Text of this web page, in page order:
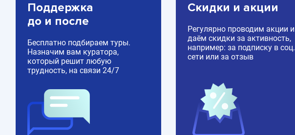
Поддержка
до и после
Бесплатно подбираем туры.
Назначим вам куратора,
который решит любую
трудность, на связи 24/7
Скидки и акции
Регулярно проводим акции и
даём скидки за активность,
например: за подписку в соц.
сети или за отзыв